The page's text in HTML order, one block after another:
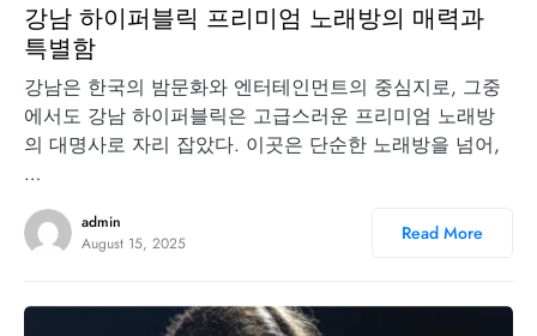
강남 하이퍼블릭 프리미엄 노래방의 매력과
특별함
강남은 한국의 밤문화와 엔터테인먼트의 중심지로, 그중
에서도 강남 하이퍼블릭은 고급스러운 프리미엄 노래방
의 대명사로 자리 잡았다. 이곳은 단순한 노래방을 넘어,
…
admin
August 15, 2025
Read More